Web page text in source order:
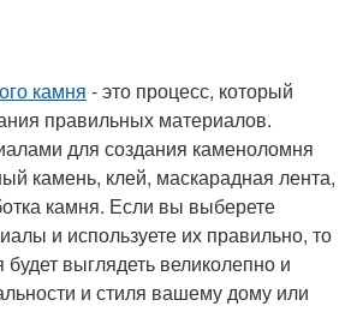
камня - это процесс, который
правильных материалов.
для создания каменоломня
камень, клей, маскарадная лента,
камня. Если вы выберете
и используете их правильно, то
выглядеть великолепно и
и стиля вашему дому или